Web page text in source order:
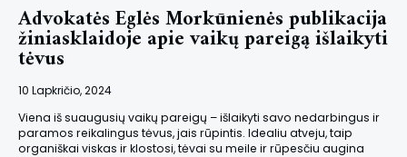
Advokatės Eglės Morkūnienės publikacija
žiniasklaidoje apie vaikų pareigą išlaikyti
tėvus
10 Lapkričio, 2024
Viena iš suaugusių vaikų pareigų – išlaikyti savo nedarbingus ir
paramos reikalingus tėvus, jais rūpintis. Idealiu atveju, taip
organiškai viskas ir klostosi, tėvai su meile ir rūpesčiu augina